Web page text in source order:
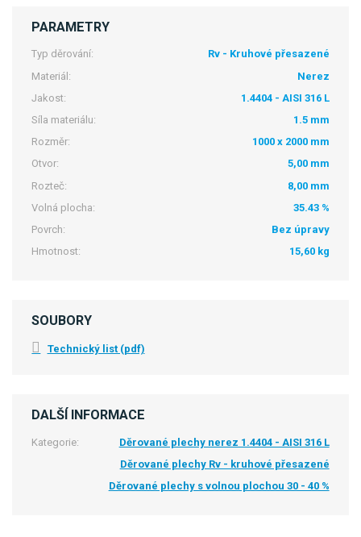
PARAMETRY
Typ děrování:
Rv - Kruhové přesazené
Materiál:
Nerez
Jakost:
1.4404 - AISI 316 L
Síla materiálu:
1.5 mm
Rozměr:
1000 x 2000 mm
Otvor:
5,00 mm
Rozteč:
8,00 mm
Volná plocha:
35.43 %
Povrch:
Bez úpravy
Hmotnost:
15,60 kg
SOUBORY
Technický list (pdf)
DALŠÍ INFORMACE
Kategorie:
Děrované plechy nerez 1.4404 - AISI 316 L
Děrované plechy Rv - kruhové přesazené
Děrované plechy s volnou plochou 30 - 40 %